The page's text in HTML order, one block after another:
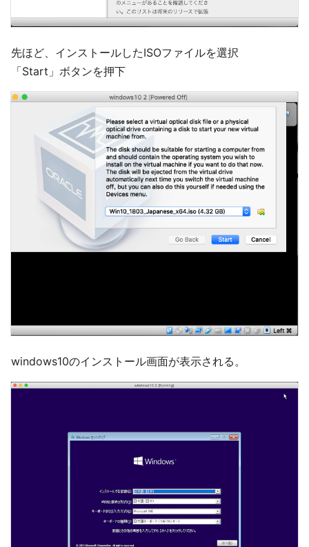
先ほど、インストールしたISOファイルを選択
「Start」ボタンを押下
windows10のインストール画面が表示される。